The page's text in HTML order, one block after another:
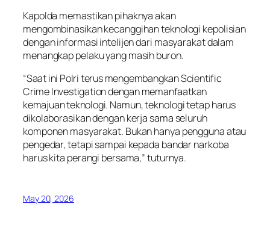
Kapolda memastikan pihaknya akan
mengombinasikan kecanggihan teknologi kepolisian
dengan informasi intelijen dari masyarakat dalam
menangkap pelaku yang masih buron.
“Saat ini Polri terus mengembangkan Scientific
Crime Investigation dengan memanfaatkan
kemajuan teknologi. Namun, teknologi tetap harus
dikolaborasikan dengan kerja sama seluruh
komponen masyarakat. Bukan hanya pengguna atau
pengedar, tetapi sampai kepada bandar narkoba
harus kita perangi bersama,” tuturnya.
May 20, 2026